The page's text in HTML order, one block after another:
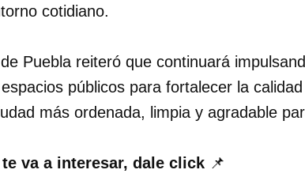
cotidiano.
Puebla reiteró que continuará
públicos para fortalecer la
más ordenada, limpia y agradable
va a interesar, dale click 📌